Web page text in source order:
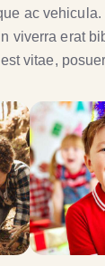
ac
viverra erat
vitae,